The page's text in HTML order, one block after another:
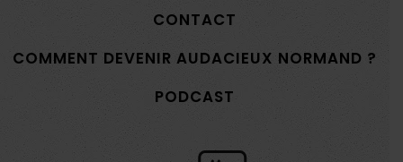
CONTACT
COMMENT DEVENIR AUDACIEUX NORMAND ?
PODCAST